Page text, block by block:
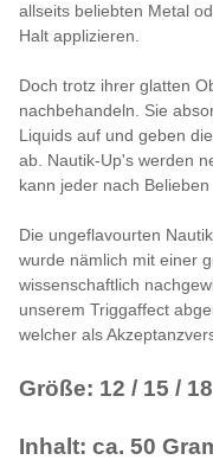
allseits beliebten Metal
Halt applizieren.
Doch trotz ihrer glatten
nachbehandeln. Sie
Liquids auf und geben
ab. Nautik-Up's werden
kann jeder nach
Die ungeflavourten
wurde nämlich mit einer
wissenschaftlich
unserem Triggaffect
welcher als
Größe: 12 / 15 /
Inhalt: ca. 50